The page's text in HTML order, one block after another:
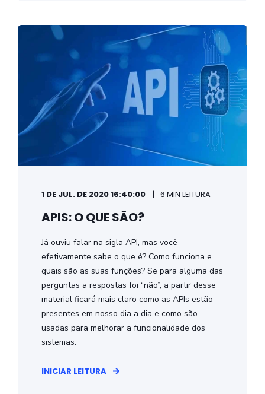
1 DE JUL. DE 2020 16:40:00 6 MIN LEITURA
APIS: O QUE SÃO?
Já ouviu falar na sigla API, mas você
efetivamente sabe o que é? Como funciona e
quais são as suas funções? Se para alguma das
perguntas a respostas foi “não”, a partir desse
material ficará mais claro como as APIs estão
presentes em nosso dia a dia e como são
usadas para melhorar a funcionalidade dos
sistemas.
INICIAR LEITURA